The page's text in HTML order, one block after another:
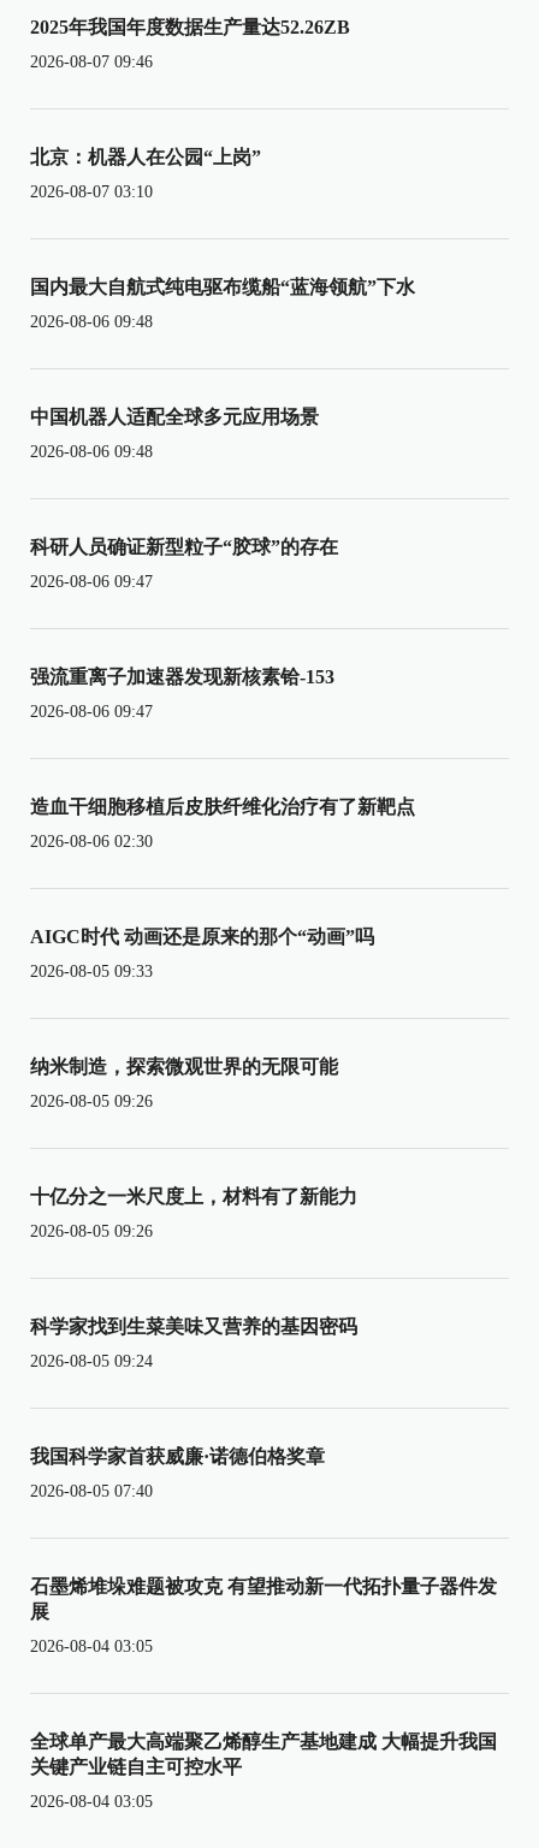
2025年我国年度数据生产量达52.26ZB
2026-08-07 09:46
北京：机器人在公园“上岗”
2026-08-07 03:10
国内最大自航式纯电驱布缆船“蓝海领航”下水
2026-08-06 09:48
中国机器人适配全球多元应用场景
2026-08-06 09:48
科研人员确证新型粒子“胶球”的存在
2026-08-06 09:47
强流重离子加速器发现新核素铪-153
2026-08-06 09:47
造血干细胞移植后皮肤纤维化治疗有了新靶点
2026-08-06 02:30
AIGC时代 动画还是原来的那个“动画”吗
2026-08-05 09:33
纳米制造，探索微观世界的无限可能
2026-08-05 09:26
十亿分之一米尺度上，材料有了新能力
2026-08-05 09:26
科学家找到生菜美味又营养的基因密码
2026-08-05 09:24
我国科学家首获威廉·诺德伯格奖章
2026-08-05 07:40
石墨烯堆垛难题被攻克 有望推动新一代拓扑量子器件发
展
2026-08-04 03:05
全球单产最大高端聚乙烯醇生产基地建成 大幅提升我国
关键产业链自主可控水平
2026-08-04 03:05